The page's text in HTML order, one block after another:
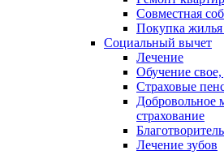
Совместная
Покупка
Социальный вычет
Лечение
Обучение свое,
Страховые
Добровольное
страхование
Лечение зубов